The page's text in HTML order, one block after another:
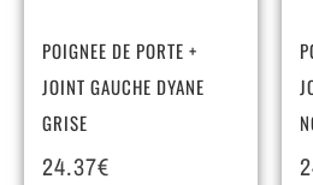
POIGNEE DE PORTE +
JOINT GAUCHE DYANE
GRISE
24.37€